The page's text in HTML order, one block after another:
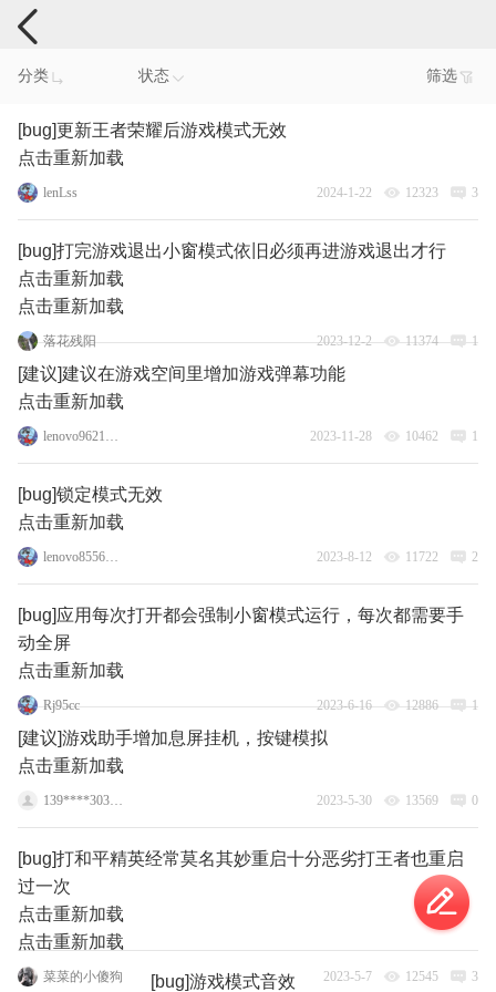
手机反馈
分类 状态 筛选
[bug]更新王者荣耀后游戏模式无效
点击重新加载
lenLss 2024-1-22 12323 3
[bug]打完游戏退出小窗模式依旧必须再进游戏退出才行
点击重新加载
点击重新加载
落花残阳 2023-12-2 11374 1
[建议]建议在游戏空间里增加游戏弹幕功能
点击重新加载
lenovo96217603 2023-11-28 10462 1
[bug]锁定模式无效
点击重新加载
lenovo85567781 2023-8-12 11722 2
[bug]应用每次打开都会强制小窗模式运行，每次都需要手
动全屏
点击重新加载
Rj95cc 2023-6-16 12886 1
[建议]游戏助手增加息屏挂机，按键模拟
点击重新加载
139****3031_1 2023-5-30 13569 0
[bug]打和平精英经常莫名其妙重启十分恶劣打王者也重启
过一次
点击重新加载
点击重新加载
菜菜的小傻狗 2023-5-7 12545 3
[bug]游戏模式音效